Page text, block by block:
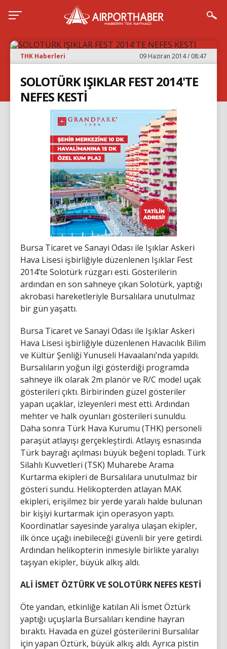
THK Haberleri 09 Haziran 2014 / 08:47
SOLOTÜRK IŞIKLAR FEST 2014'TE
NEFES KESTİ
Bursa Ticaret ve Sanayi Odası ile Işıklar Askeri
Hava Lisesi işbirliğiyle düzenlenen Işıklar Fest
2014’te Solotürk rüzgarı esti. Gösterilerin
ardından en son sahneye çıkan Solotürk, yaptığı
akrobasi hareketleriyle Bursalılara unutulmaz
bir gün yaşattı.
Bursa Ticaret ve Sanayi Odası ile Işıklar Askeri
Hava Lisesi işbirliğiyle düzenlenen Havacılık Bilim
ve Kültür Şenliği Yunuseli Havaalanı’nda yapıldı.
Bursalıların yoğun ilgi gösterdiği programda
sahneye ilk olarak 2m planör ve R/C model uçak
gösterileri çıktı. Birbirinden güzel gösteriler
yapan uçaklar, izleyenleri mest etti. Ardından
mehter ve halk oyunları gösterileri sunuldu.
Daha sonra Türk Hava Kurumu (THK) personeli
paraşüt atlayışı gerçekleştirdi. Atlayış esnasında
Türk bayrağı açılması büyük beğeni topladı. Türk
Silahlı Kuvvetleri (TSK) Muharebe Arama
Kurtarma ekipleri de Bursalılara unutulmaz bir
gösteri sundu. Helikopterden atlayan MAK
ekipleri, erişilmez bir yerde yaralı halde bulunan
bir kişiyi kurtarmak için operasyon yaptı.
Koordinatlar sayesinde yaralıya ulaşan ekipler,
ilk önce uçağı inebileceği güvenli bir yere getirdi.
Ardından helikopterin inmesiyle birlikte yaralıyı
taşıyan ekipler, büyük alkış aldı.
ALİ İSMET ÖZTÜRK VE SOLOTÜRK NEFES KESTİ
Öte yandan, etkinliğe katılan Ali İsmet Öztürk
yaptığı uçuşlarla Bursalıları kendine hayran
bıraktı. Havada en güzel gösterilerini Bursalılar
için yapan Öztürk, büyük alkış aldı. Ayrıca pistin